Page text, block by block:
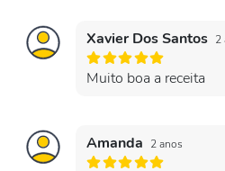
Xavier Dos Santos 2
Muito boa a receita
Amanda 2 anos